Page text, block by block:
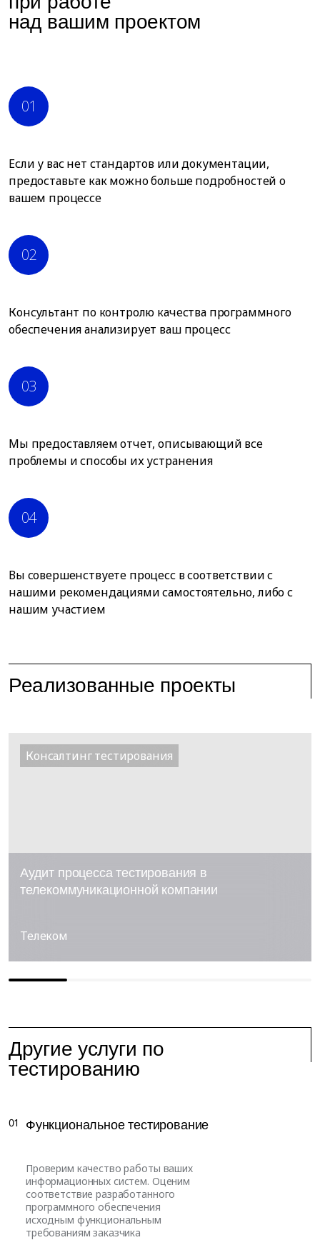
над вашим проектом
01
Если у вас нет стандартов или документации,
предоставьте как можно больше подробностей о
вашем процессе
02
Консультант по контролю качества программного
обеспечения анализирует ваш процесс
03
Мы предоставляем отчет, описывающий все
проблемы и способы их устранения
04
Вы совершенствуете процесс в соответствии с
нашими рекомендациями самостоятельно, либо с
нашим участием
Реализованные проекты
Консалтинг тестирования
Аудит процесса тестирования в
телекоммуникационной компании
Телеком
Другие услуги по
тестированию
Функциональное тестирование
Проверим качество работы ваших
информационных систем. Оценим
соответствие разработанного
программного обеспечения
исходным функциональным
требованиям заказчика
01